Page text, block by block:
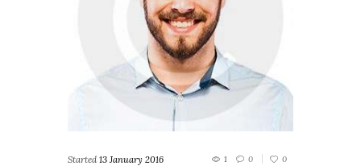
Started 13 January 2016 1 0 0